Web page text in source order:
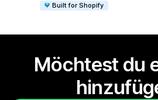
Built for Shopify
Möchtest du